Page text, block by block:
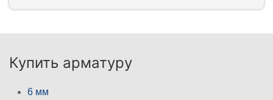
Купить арматуру
6 мм